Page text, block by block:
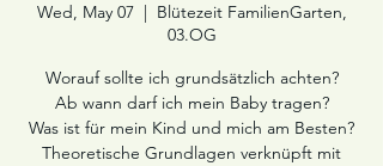
Wed, May 07
  |
Blütezeit FamilienGarten,
03.OG
Worauf sollte ich grundsätzlich achten?
Ab wann darf ich mein Baby tragen?
Was ist für mein Kind und mich am Besten?
Theoretische Grundlagen verknüpft mit